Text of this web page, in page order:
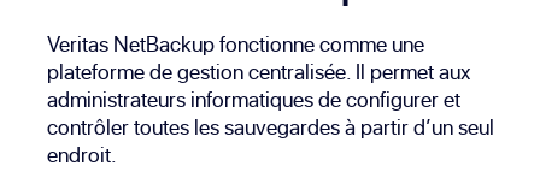
Veritas NetBackup fonctionne comme une
plateforme de gestion centralisée. Il permet aux
administrateurs informatiques de configurer et
contrôler toutes les sauvegardes à partir d’un seul
endroit.